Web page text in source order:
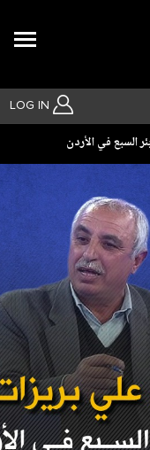
LOG IN
بحث متقدم
السبع في الأردن